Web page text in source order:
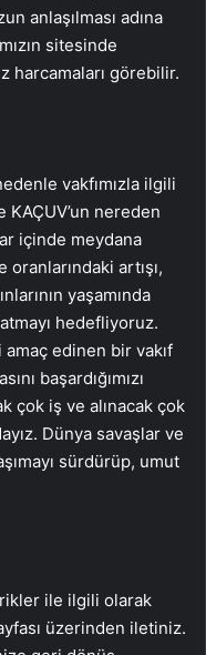
anlaşılması adına
sitesinde
harcamaları görebilir.
vakfımızla ilgili
KAÇUV’un nereden
içinde meydana
artışı,
yaşamında
hedefliyoruz.
edinen bir vakıf
başardığımızı
çok iş ve alınacak çok
Dünya savaşlar ve
sürdürüp, umut
ile ilgili olarak
üzerinden iletiniz.